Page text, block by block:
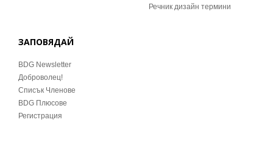
Речник дизайн термини
ЗАПОВЯДАЙ
BDG Newsletter
Доброволец!
Списък Членове
BDG Плюсове
Регистрация